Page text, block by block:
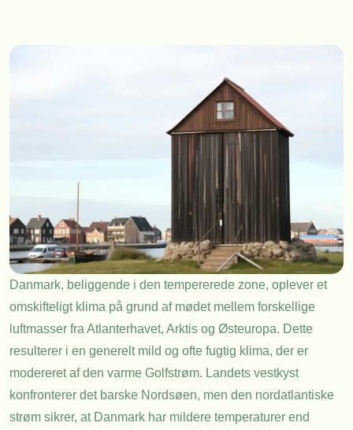
Danmark, beliggende i den tempererede zone, oplever et
omskifteligt klima på grund af mødet mellem forskellige
luftmasser fra Atlanterhavet, Arktis og Østeuropa. Dette
resulterer i en generelt mild og ofte fugtig klima, der er
modereret af den varme Golfstrøm. Landets vestkyst
konfronterer det barske Nordsøen, men den nordatlantiske
strøm sikrer, at Danmark har mildere temperaturer end